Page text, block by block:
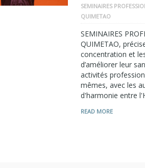
SEMINAIRES
QUIMETAO
SEMINAIRES
QUIMETAO,
concentration et
d’améliorer leur
activités
mêmes, avec les
d'harmonie entre
READ MORE